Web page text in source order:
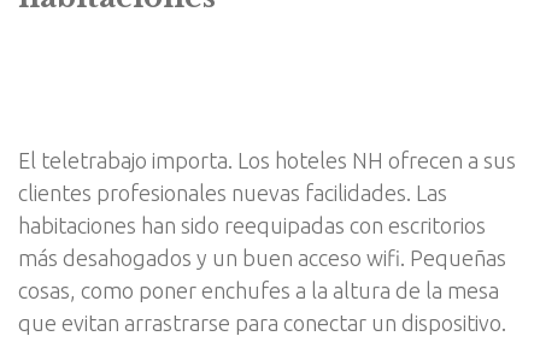
El teletrabajo importa. Los hoteles NH ofrecen a sus
clientes profesionales nuevas facilidades. Las
habitaciones han sido reequipadas con escritorios
más desahogados y un buen acceso wifi. Pequeñas
cosas, como poner enchufes a la altura de la mesa
que evitan arrastrarse para conectar un dispositivo.